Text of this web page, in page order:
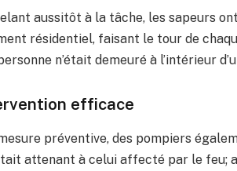
aussitôt à la tâche, les sapeurs
résidentiel, faisant le tour de
n’était demeuré à l’intérieur
efficace
préventive, des pompiers
attenant à celui affecté par le feu;